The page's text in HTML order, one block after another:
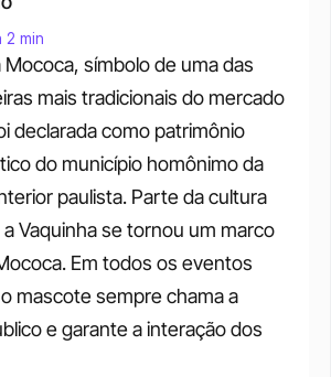
Mococa, símbolo de uma das
mais tradicionais do mercado
declarada como patrimônio
do município homônimo da
paulista. Parte da cultura
Vaquinha se tornou um marco
Em todos os eventos
mascote sempre chama a
e garante a interação dos
2 min